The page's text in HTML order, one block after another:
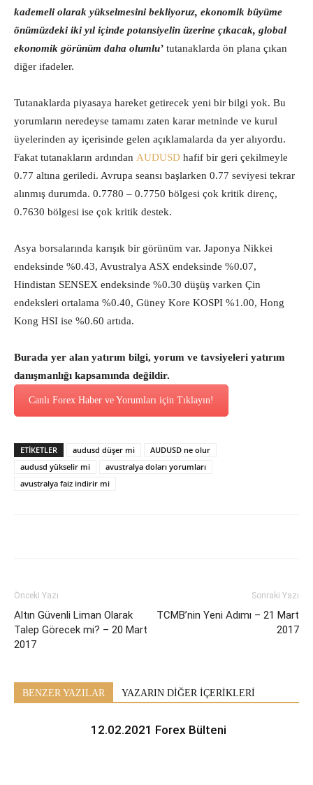
kademeli olarak yükselmesini bekliyoruz, ekonomik büyüme
önümüzdeki iki yıl içinde potansiyelin üzerine çıkacak, global
ekonomik görünüm daha olumlu’ tutanaklarda ön plana çıkan
diğer ifadeler.
Tutanaklarda piyasaya hareket getirecek yeni bir bilgi yok. Bu
yorumların neredeyse tamamı zaten karar metninde ve kurul
üyelerinden ay içerisinde gelen açıklamalarda da yer alıyordu.
Fakat tutanakların ardından AUDUSD hafif bir geri çekilmeyle
0.77 altına geriledi. Avrupa seansı başlarken 0.77 seviyesi tekrar
alınmış durumda. 0.7780 – 0.7750 bölgesi çok kritik direnç,
0.7630 bölgesi ise çok kritik destek.
Asya borsalarında karışık bir görünüm var. Japonya Nikkei
endeksinde %0.43, Avustralya ASX endeksinde %0.07,
Hindistan SENSEX endeksinde %0.30 düşüş varken Çin
endeksleri ortalama %0.40, Güney Kore KOSPI %1.00, Hong
Kong HSI ise %0.60 artıda.
Burada yer alan yatırım bilgi, yorum ve tavsiyeleri yatırım
danışmanlığı kapsamında değildir.
Canlı Forex Haber ve Yorumları için Tıklayın!
ETİKETLER audusd düşer mi
AUDUSD ne olur
audusd yükselir mi
avustralya doları yorumları
avustralya faiz indirir mi
Önceki Yazı
Altın Güvenli Liman Olarak
Talep Görecek mi? – 20 Mart
2017
Sonraki Yazı
TCMB’nin Yeni Adımı – 21 Mart
2017
BENZER YAZILAR YAZARIN DİĞER İÇERİKLERİ
12.02.2021 Forex Bülteni